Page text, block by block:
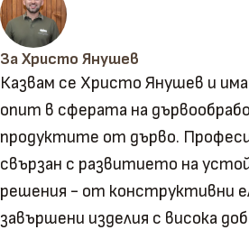
За Христо Янушев
Казвам се Христо Янушев и
опит в сферата на
продуктите от дърво.
свързан с развитието на
решения - от конструктивни
завършени изделия с висока